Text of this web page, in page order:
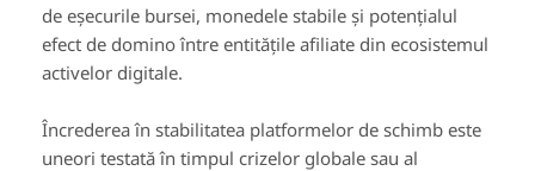
de eșecurile bursei, monedele stabile și potențialul
efect de domino între entitățile afiliate din ecosistemul
activelor digitale.
Încrederea în stabilitatea platformelor de schimb este
uneori testată în timpul crizelor globale sau al